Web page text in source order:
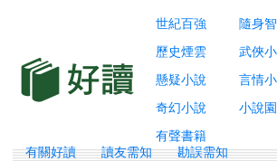
世紀百強
隨身
歷史煙雲
武俠
懸疑小說
言情
奇幻小說
小說
有聲書籍
有關好讀 讀友需知
勘誤需知